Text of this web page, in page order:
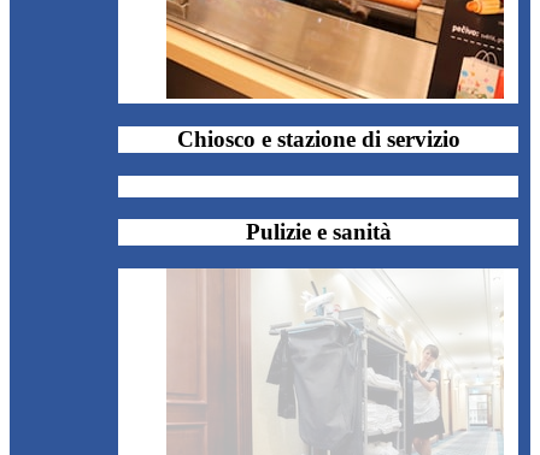
Chiosco e stazione di servizio
Pulizie e sanità